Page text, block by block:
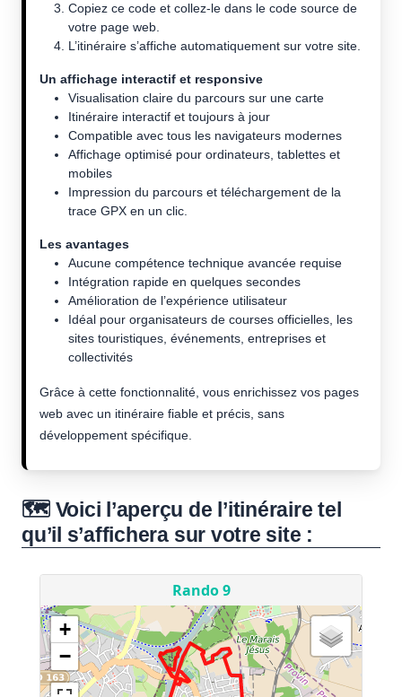
Copiez ce code et collez-le dans le code source de
votre page web.
L’itinéraire s’affiche automatiquement sur votre site.
Un affichage interactif et responsive
Visualisation claire du parcours sur une carte
Itinéraire interactif et toujours à jour
Compatible avec tous les navigateurs modernes
Affichage optimisé pour ordinateurs, tablettes et
mobiles
Impression du parcours et téléchargement de la
trace GPX en un clic.
Les avantages
Aucune compétence technique avancée requise
Intégration rapide en quelques secondes
Amélioration de l’expérience utilisateur
Idéal pour organisateurs de courses officielles, les
sites touristiques, événements, entreprises et
collectivités
Grâce à cette fonctionnalité, vous enrichissez vos pages
web avec un itinéraire fiable et précis, sans
développement spécifique.
🗺️ Voici l’aperçu de l’itinéraire tel
qu’il s’affichera sur votre site :